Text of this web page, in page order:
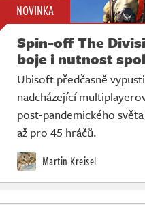
NOVINKA
Spin-off The
boje i nutnost
Ubisoft předčasně
nadcházející
post-pandemického
až pro 45 hráčů.
Martin Kreisel